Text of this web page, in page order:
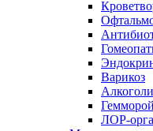
Варикоз
Гемморой
ЛОР-